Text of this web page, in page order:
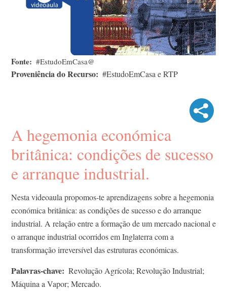
Fonte #EstudoEmCasa@
Proveniência do Recurso #EstudoEmCasa e RTP
A hegemonia económica
britânica: condições de sucesso
e arranque industrial.
Nesta videoaula propomos-te aprendizagens sobre a hegemonia
económica britânica: as condições de sucesso e do arranque
industrial. A relação entre a formação de um mercado nacional e
o arranque industrial ocorridos em Inglaterra com a
transformação irreversível das estruturas económicas.
Palavras-chave
Revolução Agrícola; Revolução Industrial;
Máquina a Vapor; Mercado.